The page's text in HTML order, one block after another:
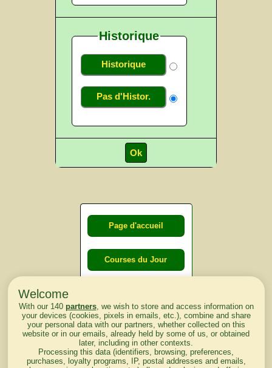
Historique
Historique
Pas d'Histor.
Page d'accueil
Courses du Jour
lendemain
Courses
d'aujourd'hui
Welcome
With our 140 partners, we wish to store and access information on
your devices (cookies, pixels in emails, etc.), combine and share
your personal data with our partners, whether collected on this
website or in our emails, already held by some of us, or obtained
later, including in other contexts.
Processing this data (identifiers, browsing, preferences,
purchases, loyalty programs, IP, postal addresses and emails,